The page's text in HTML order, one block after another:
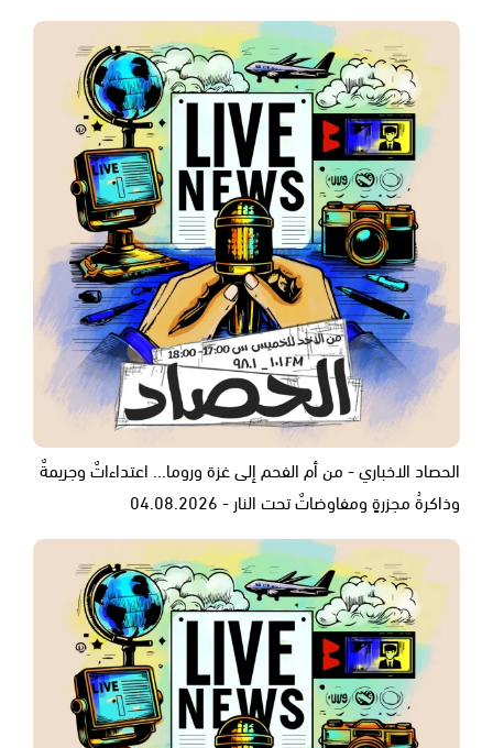
الحصاد الاخباري - من أم الفحم إلى غزة وروما... اعتداءاتٌ وجريمةٌ
وذاكرةُ مجزرةٍ ومفاوضاتٌ تحت النار - 04.08.2026